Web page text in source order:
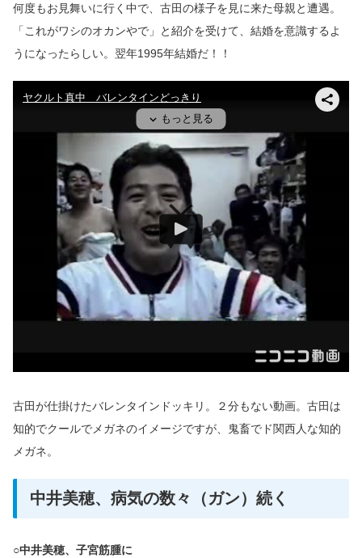
何度もお見舞いに行く中で、古田の様子を見に来た母親と遭遇。
「これがワシのオカンやで」と紹介を受けて、結婚を意識するよ
うになったらしい。翌年1995年結婚だ！！
古田が仕掛けたバレンタインドッキリ。２分もない動画。古田は
知的でクールでメガネのイメージですが、鬼畜でド関西人な知的
メガネ。
中井美穂、病気の数々（ガン）続く
○中井美穂、子宮筋腫に